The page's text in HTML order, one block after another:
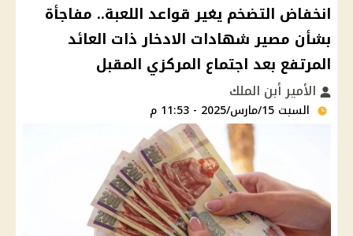
انخفاض التضخم يغير قواعد اللعبة.. مفاجأة
بشأن مصير شهادات الادخار ذات العائد
المرتفع بعد اجتماع المركزي المقبل
الأمير أبن الملك
السبت 15/مارس/2025 - 11:53 م